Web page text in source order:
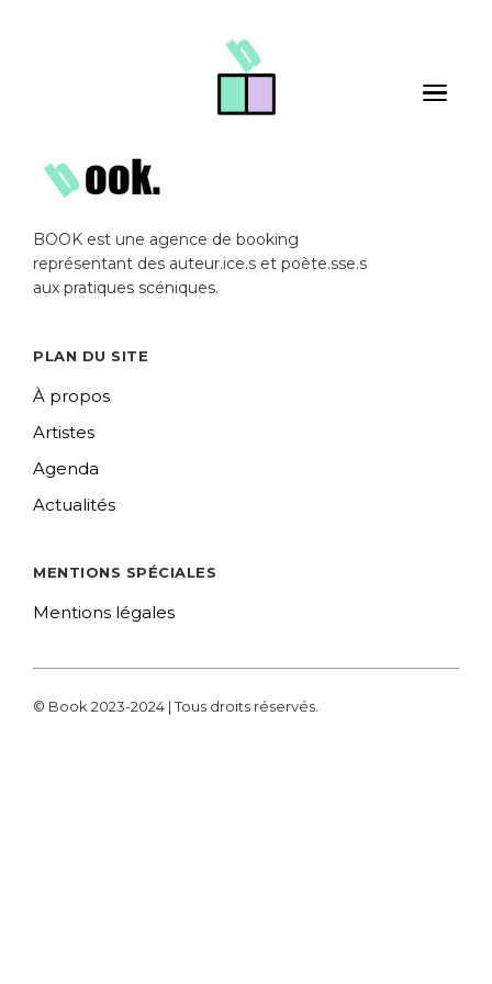
Toggle
BOOK est une agence de booking
représentant des auteur.ice.s et poète.sse.s
aux pratiques scéniques.
PLAN DU SITE
À propos
Artistes
Agenda
Actualités
MENTIONS SPÉCIALES
Mentions légales
© Book 2023-2024 | Tous droits réservés.